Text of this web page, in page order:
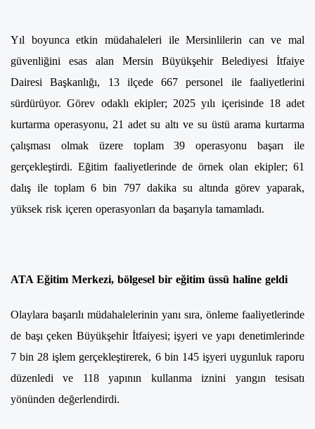
Yıl boyunca etkin müdahaleleri ile Mersinlilerin can ve mal
güvenliğini esas alan Mersin Büyükşehir Belediyesi İtfaiye
Dairesi Başkanlığı, 13 ilçede 667 personel ile faaliyetlerini
sürdürüyor. Görev odaklı ekipler; 2025 yılı içerisinde 18 adet
kurtarma operasyonu, 21 adet su altı ve su üstü arama kurtarma
çalışması olmak üzere toplam 39 operasyonu başarı ile
gerçekleştirdi. Eğitim faaliyetlerinde de örnek olan ekipler; 61
dalış ile toplam 6 bin 797 dakika su altında görev yaparak,
yüksek risk içeren operasyonları da başarıyla tamamladı.
ATA Eğitim Merkezi, bölgesel bir eğitim üssü haline geldi
Olaylara başarılı müdahalelerinin yanı sıra, önleme faaliyetlerinde
de başı çeken Büyükşehir İtfaiyesi; işyeri ve yapı denetimlerinde
7 bin 28 işlem gerçekleştirerek, 6 bin 145 işyeri uygunluk raporu
düzenledi ve 118 yapının kullanma iznini yangın tesisatı
yönünden değerlendirdi.